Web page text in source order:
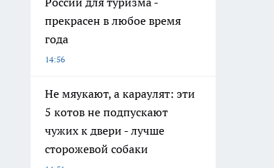
прекрасен в любое время
года
14:56
Не мяукают, а караулят: эти
5 котов не подпускают
чужих к двери - лучше
сторожевой собаки